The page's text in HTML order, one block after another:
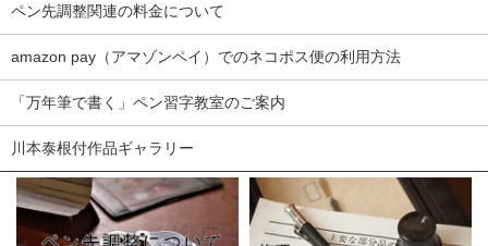
ペン先調整関連の料金について
amazon pay（アマゾンペイ）でのネコポス便の利用方法
「万年筆で書く」ペン習字教室のご案内
川本泰根付作品ギャラリー